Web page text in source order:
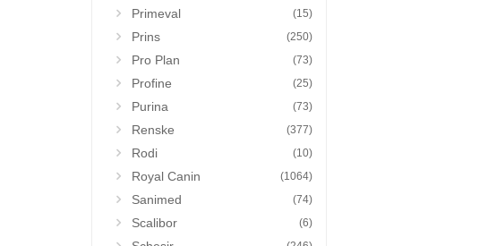
Primeval (15)
Prins (250)
Pro Plan (73)
Profine (25)
Purina (73)
Renske (377)
Rodi (10)
Royal Canin (1064)
Sanimed (74)
Scalibor (6)